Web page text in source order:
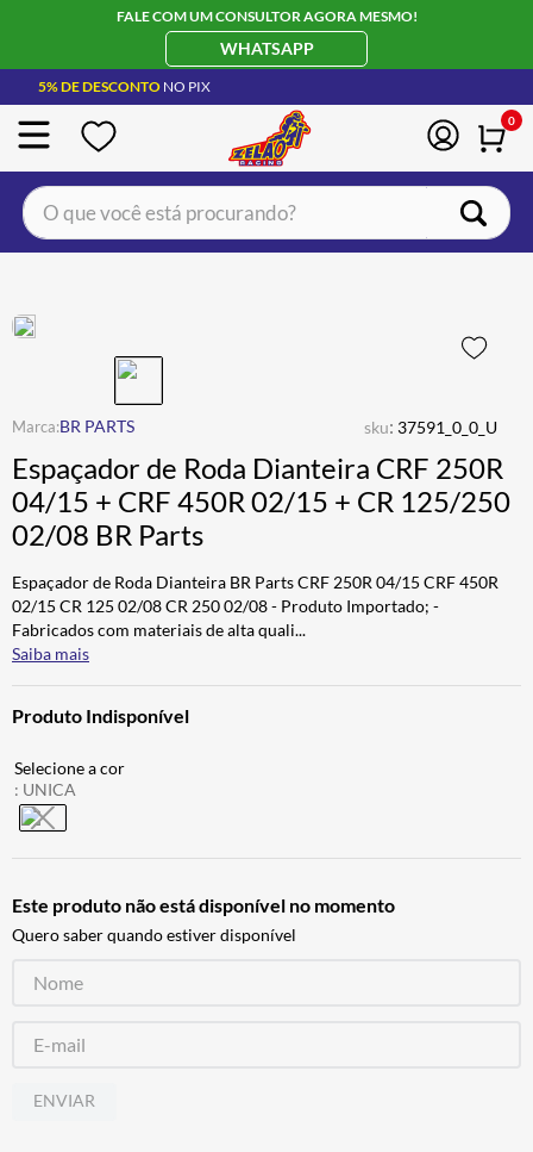
FALE COM UM CONSULTOR AGORA MESMO!
WHATSAPP
5% DE DESCONTO NO PIX
0
O que você está procurando?
BR PARTS sku: 37591_0_0_U
Espaçador de Roda Dianteira CRF 250R
04/15 + CRF 450R 02/15 + CR 125/250
02/08 BR Parts
Espaçador de Roda Dianteira BR Parts CRF 250R 04/15 CRF 450R
02/15 CR 125 02/08 CR 250 02/08 - Produto Importado; -
Fabricados com materiais de alta quali...
Saiba mais
Produto Indisponível
: UNICA
Este produto não está disponível no momento
Quero saber quando estiver disponível
ENVIAR
JAQUETA
4º ÓCULOS SOLAR
5º LUVA
6 º BAU
7 º ALPINESTAR
8º AIROH
9º CALÇA